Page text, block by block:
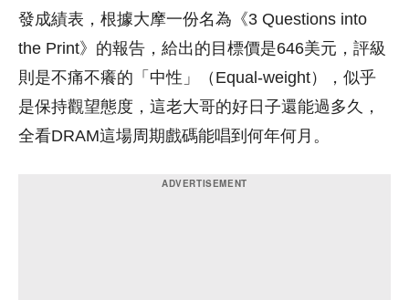
發成績表，根據大摩一份名為《3 Questions into
the Print》的報告，給出的目標價是646美元，評級
則是不痛不癢的「中性」（Equal-weight），似乎
是保持觀望態度，這老大哥的好日子還能過多久，
全看DRAM這場周期戲碼能唱到何年何月。